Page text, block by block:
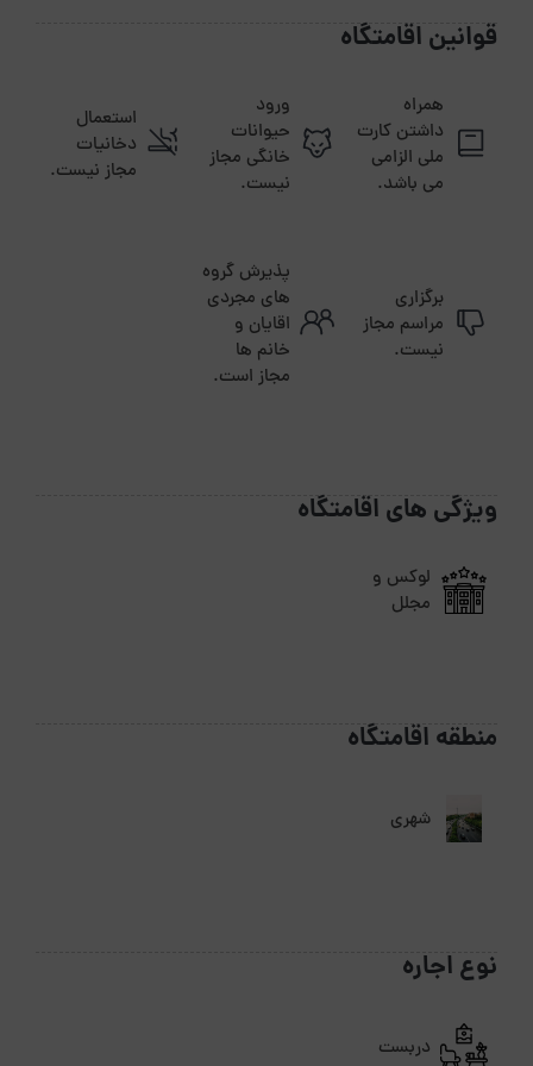
قوانین اقامتگاه
همراه
داشتن کارت
ملی الزامی
می باشد.
ورود
حیوانات
خانگی مجاز
نیست.
استعمال
دخانیات
مجاز نیست.
برگزاری
مراسم مجاز
نیست.
پذیرش گروه
های مجردی
اقایان و
خانم ها
مجاز است.
ویژگی های اقامتگاه
لوکس و
مجلل
منطقه اقامتگاه
شهری
نوع اجاره
دربست